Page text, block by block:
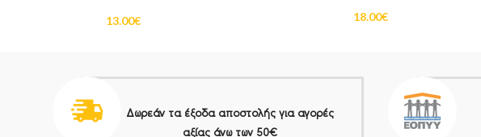
13.00€ 18.00€
Δωρεάν τα έξοδα αποστολής για αγορές
αξίας άνω των 50€